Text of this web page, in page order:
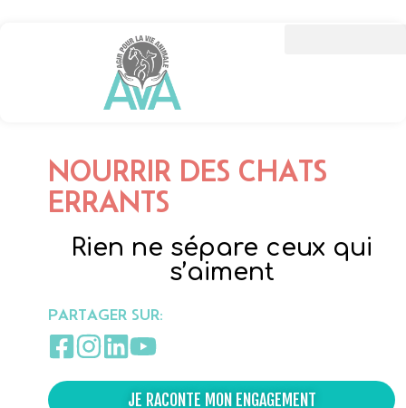
NOURRIR DES CHATS
ERRANTS
Rien ne sépare ceux qui
s’aiment
PARTAGER SUR:
JE RACONTE MON ENGAGEMENT